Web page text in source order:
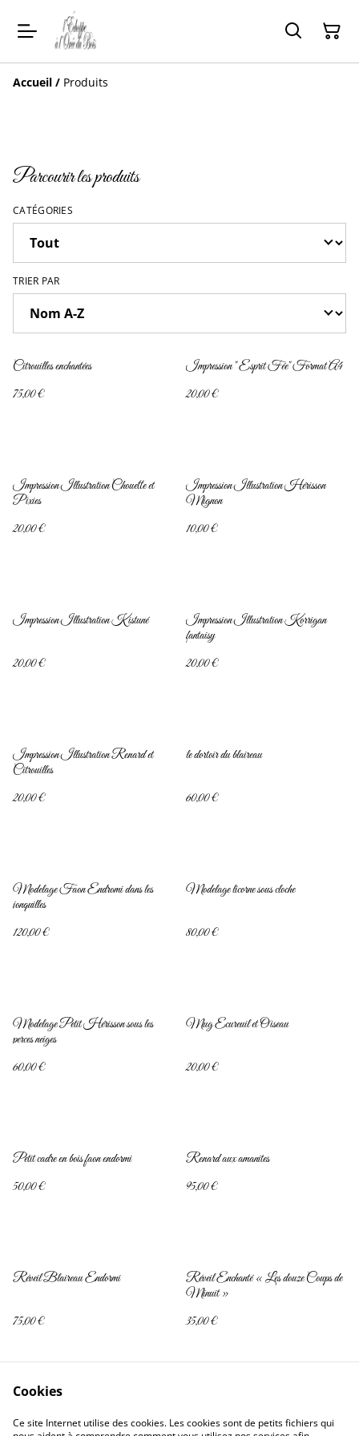
Accueil / Produits
Parcourir les produits
CATÉGORIES
TRIER PAR
Citrouilles enchantées
75,00 €
Impression " Esprit Fée" Format A4
20,00 €
Impression Illustration Chouette et
Pixies
20,00 €
Impression Illustration Hérisson
Mignon
10,00 €
Impression Illustration Kistuné
20,00 €
Impression Illustration Korrigan
fantaisy
20,00 €
Impression Illustration Renard et
Citrouilles
20,00 €
le dortoir du blaireau
60,00 €
Modelage Faon Endromi dans les
jonquilles
120,00 €
Modelage licorne sous cloche
80,00 €
Modelage Petit Hérisson sous les
perces neiges
60,00 €
Mug Écureuil et Oiseau
20,00 €
Petit cadre en bois faon endormi
50,00 €
Renard aux amanites
95,00 €
Réveil Blaireau Endormi
75,00 €
Réveil Enchanté « Les douze Coups de
Minuit »
35,00 €
Cookies
Ce site Internet utilise des cookies. Les cookies sont de petits fichiers qui